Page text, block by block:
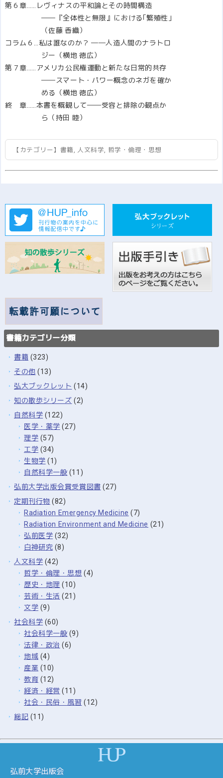
第６章……レヴィナスの平和論とその時間構造
――『全体性と無限』における｢繁殖性｣
（佐藤 香織）
コラム６…私は誰なのか？ ――人造人間のナラトロ
ジー（横地 徳広）
第７章……アメリカ公民権運動と新たな日常的共存
――スマート・パワー概念のネガを確か
める（横地 徳広）
終 章……本書を概観して――受容と排除の観点か
ら（持田 睦）
【カテゴリー】 書籍 , 人文科学, 哲学・倫理・思想
書籍カテゴリー分類
書籍 (323)
その他 (13)
弘大ブックレット (14)
知の散歩シリーズ (2)
自然科学 (122)
医学・薬学 (27)
理学 (57)
工学 (34)
生物学 (1)
自然科学一般 (11)
弘前大学出版会賞受賞図書 (27)
定期刊行物 (82)
Radiation Emergency Medicine (7)
Radiation Environment and Medicine (21)
弘前医学 (32)
白神研究 (8)
人文科学 (42)
哲学・倫理・思想 (4)
歴史・地理 (10)
芸術・生活 (21)
文学 (9)
社会科学 (60)
社会科学一般 (9)
法律・政治 (6)
地域 (4)
産業 (10)
教育 (12)
経済・経営 (11)
社会・民俗・風習 (12)
総記 (11)
弘前大学出版会